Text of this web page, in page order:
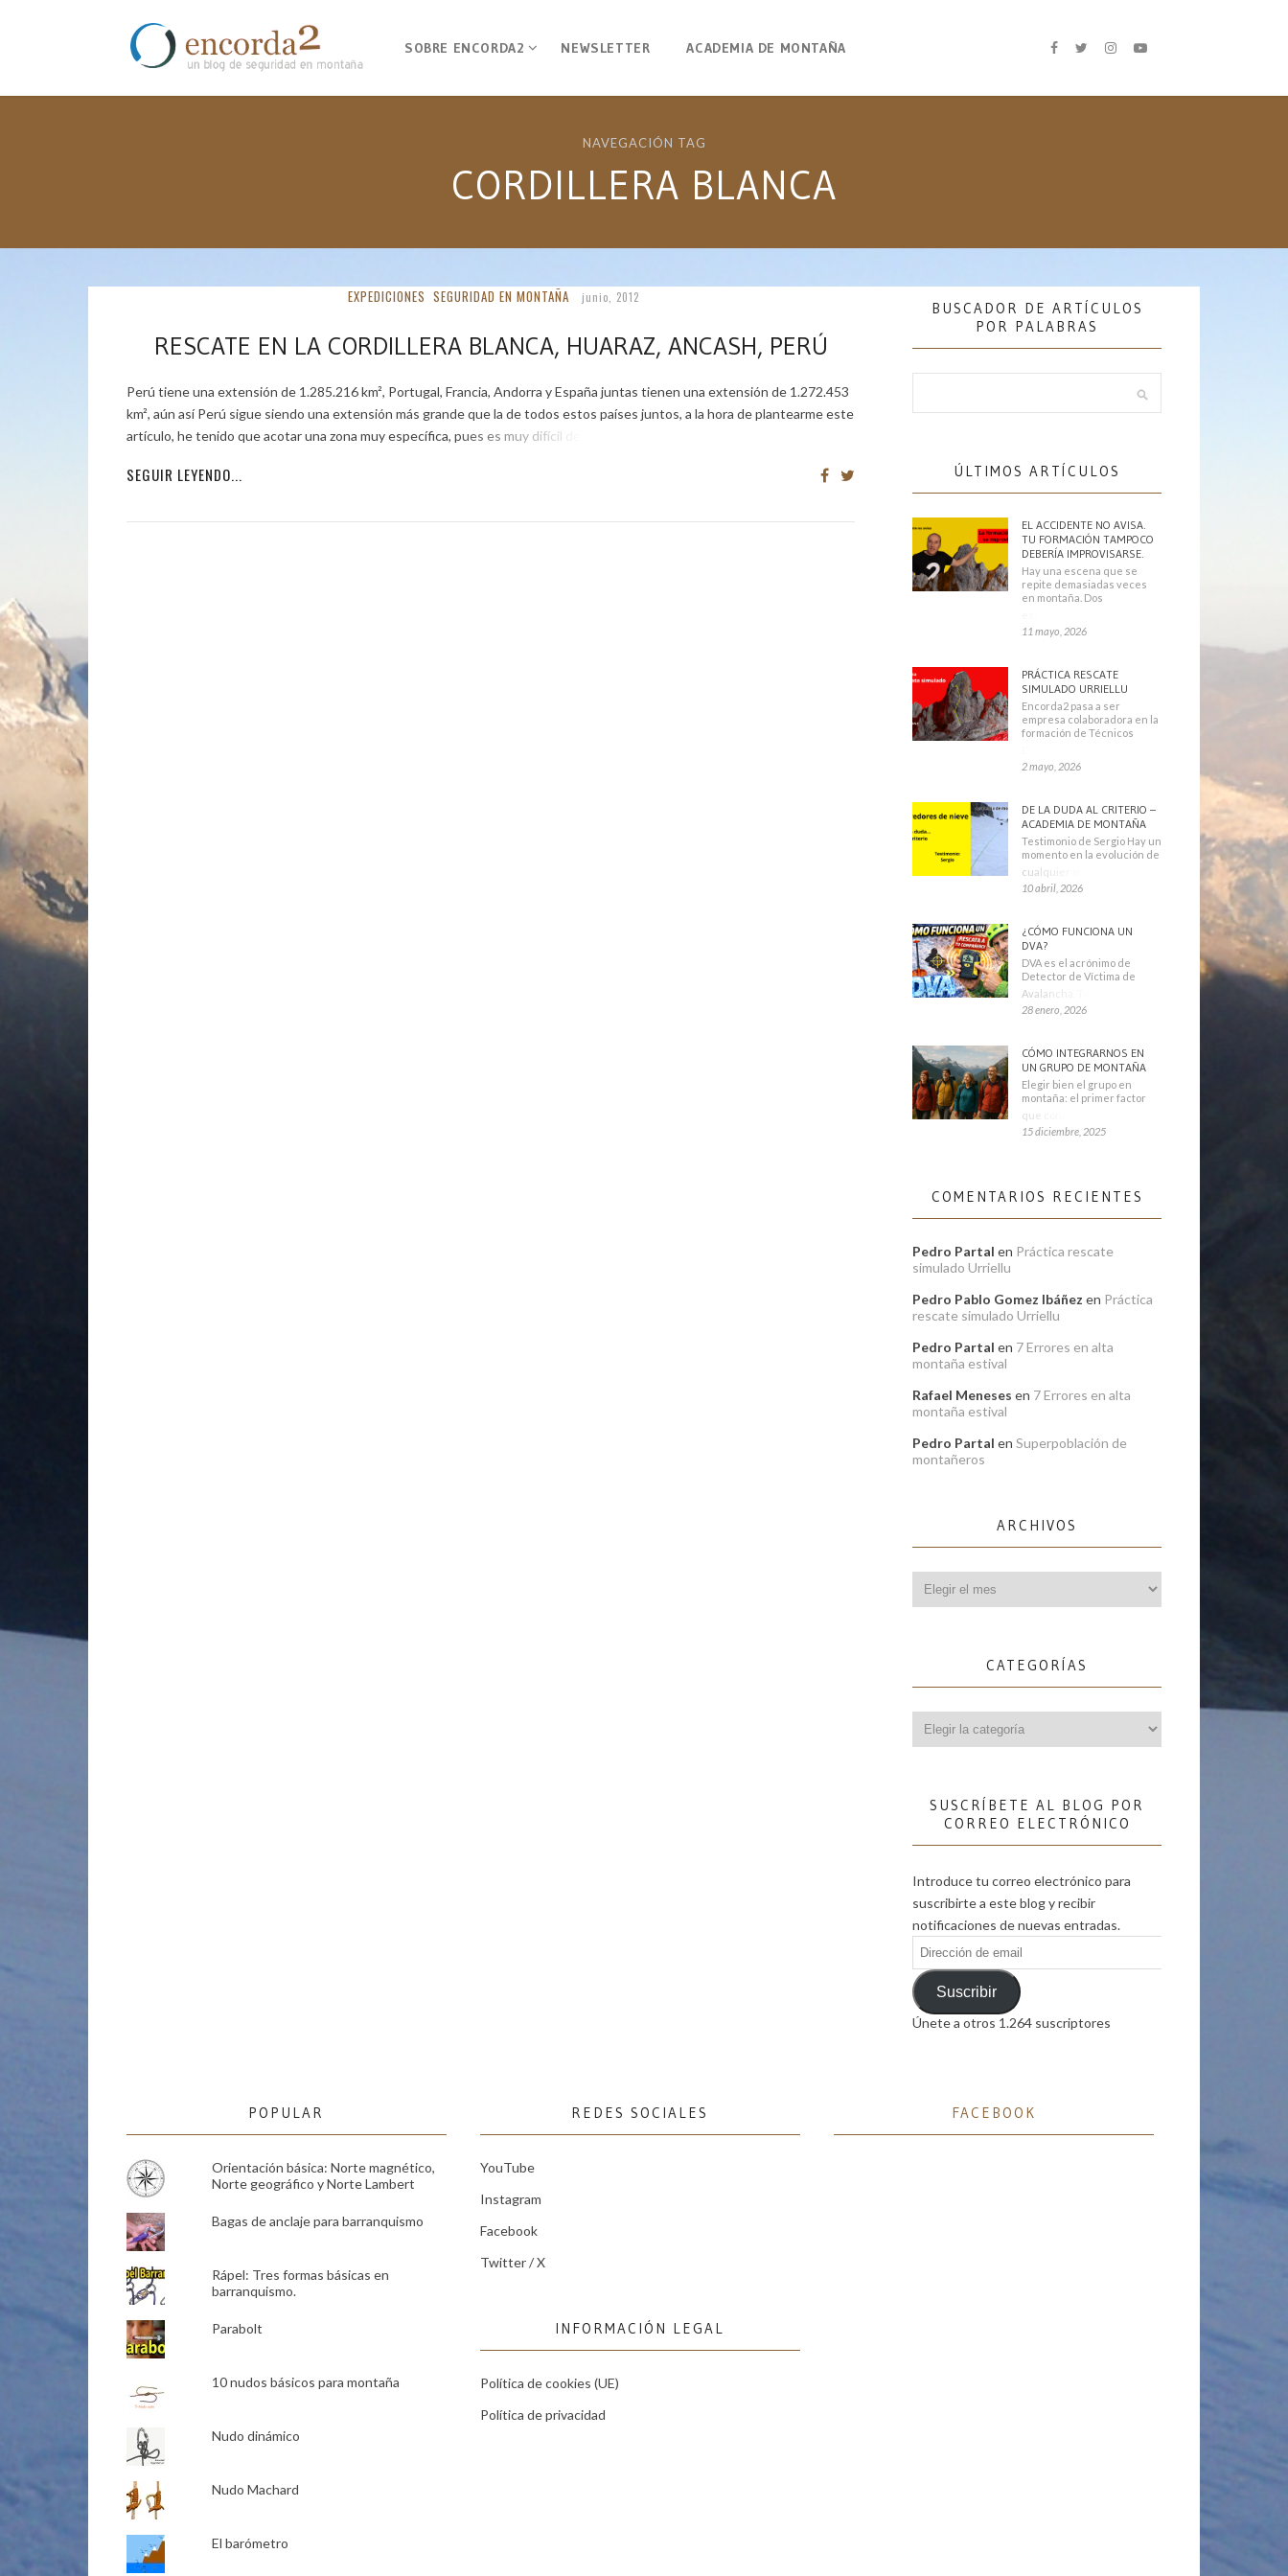
SOBRE ENCORDA2 NEWSLETTER ACADEMIA DE MONTAÑA
NAVEGACIÓN TAG
CORDILLERA BLANCA
EXPEDICIONES SEGURIDAD EN MONTAÑA junio, 2012
RESCATE EN LA CORDILLERA BLANCA, HUARAZ, ANCASH, PERÚ
Perú tiene una extensión de 1.285.216 km², Portugal, Francia, Andorra y España juntas tienen una extensión de 1.272.453
km², aún así Perú sigue siendo una extensión más grande que la de todos estos países juntos, a la hora de plantearme este
artículo, he tenido que acotar una zona muy específica, pues es muy difícil definir […]
SEGUIR LEYENDO...
BUSCADOR DE ARTÍCULOS
POR PALABRAS
ÚLTIMOS ARTÍCULOS
EL ACCIDENTE NO AVISA.
TU FORMACIÓN TAMPOCO
DEBERÍA IMPROVISARSE.
Hay una escena que se
repite demasiadas veces
en montaña. Dos
11 mayo, 2026
PRÁCTICA RESCATE
SIMULADO URRIELLU
Encorda2 pasa a ser
empresa colaboradora en la
formación de Técnicos
2 mayo, 2026
DE LA DUDA AL CRITERIO –
ACADEMIA DE MONTAÑA
Testimonio de Sergio Hay un
momento en la evolución de
cualquier montañero
10 abril, 2026
¿CÓMO FUNCIONA UN
DVA?
DVA es el acrónimo de
Detector de Víctima de
Avalancha. También se
28 enero, 2026
CÓMO INTEGRARNOS EN
UN GRUPO DE MONTAÑA
Elegir bien el grupo en
montaña: el primer factor
que condiciona tu
15 diciembre, 2025
COMENTARIOS RECIENTES
Pedro Partal en Práctica rescate
simulado Urriellu
Pedro Pablo Gomez Ibáñez en Práctica
rescate simulado Urriellu
Pedro Partal en 7 Errores en alta
montaña estival
Rafael Meneses en 7 Errores en alta
montaña estival
Pedro Partal en Superpoblación de
montañeros
ARCHIVOS
CATEGORÍAS
SUSCRÍBETE AL BLOG POR
CORREO ELECTRÓNICO
Introduce tu correo electrónico para
suscribirte a este blog y recibir
notificaciones de nuevas entradas.
Dirección
de
emailSuscribir
Únete a otros 1.264 suscriptores
POPULAR
Orientación básica: Norte magnético,
Norte geográfico y Norte Lambert
Bagas de anclaje para barranquismo
Rápel: Tres formas básicas en
barranquismo.
Parabolt
10 nudos básicos para montaña
Nudo dinámico
Nudo Machard
El barómetro
REDES SOCIALES
YouTube
Instagram
Facebook
Twitter / X
INFORMACIÓN LEGAL
Política de cookies (UE)
Política de privacidad
FACEBOOK